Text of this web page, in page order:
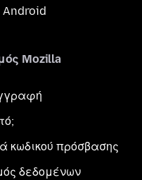
Mozilla
κωδικού πρόσβασης
δεδομένων